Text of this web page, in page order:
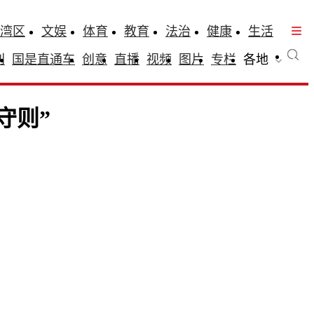
区 文娱 体育 教育 法治 健康
生活
国是直通车 创意 直播 视频 图片 专栏 各地
则”